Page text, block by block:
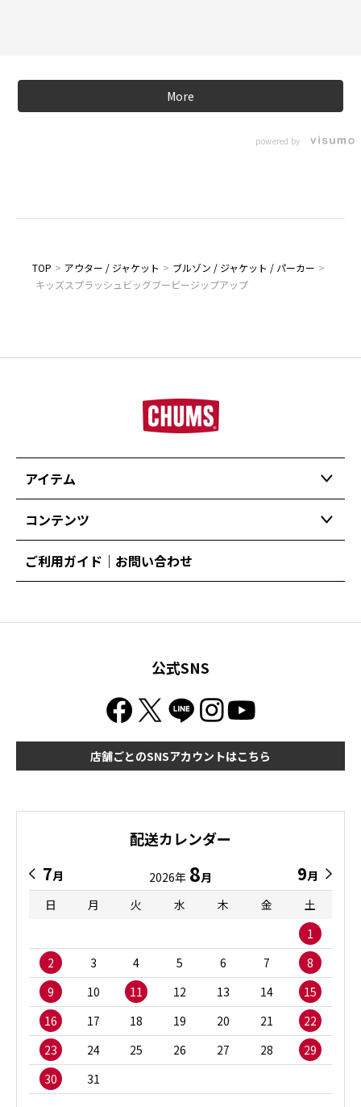
More
powered by
TOP > アウター / ジャケット > ブルゾン / ジャケット / パーカー >
キッズスプラッシュビッグブービージップアップ
アイテム
コンテンツ
ご利用ガイド｜お問い合わせ
公式SNS
店舗ごとのSNSアカウントはこちら
配送カレンダー
7月 2026年 8月 9月
日
月 火 水 木 金
土
1
2
3 4 5 6 7
8
9
10 11 12 13 14
15
16
17 18 19 20 21
22
23
24 25 26 27 28
29
30
31